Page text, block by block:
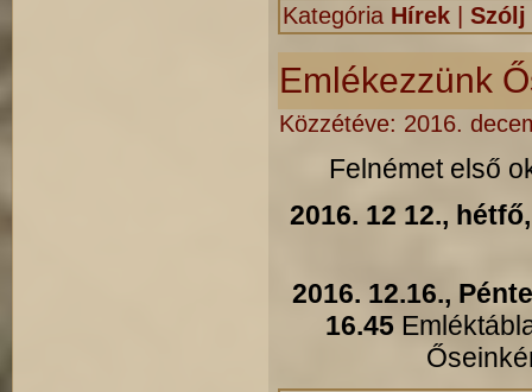
Kategória Hírek Szólj
Emlékezzünk
Közzétéve: 2016.
Felnémet első
2016. 12 12.,
2016. 12.16.,
16.45